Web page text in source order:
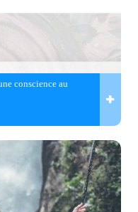
conscience au